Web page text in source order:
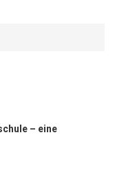
– eine